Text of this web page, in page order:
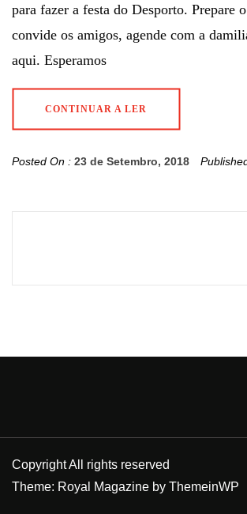
para fazer a festa do Desporto. Prepare
convide os amigos, agende com a
aqui. Esperamos
CONTINUAR A LER
Posted On : 23 de Setembro, 2018
Copyright All rights reserved
Theme: Royal Magazine by ThemeinWP